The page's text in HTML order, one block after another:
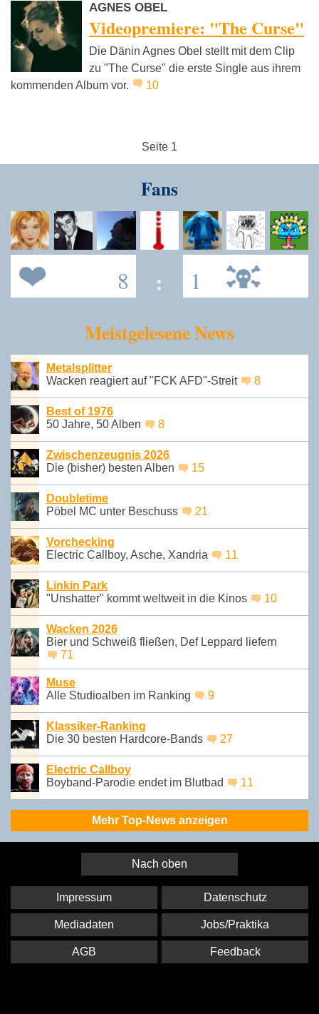
AGNES OBEL
Videopremiere: "The Curse"
Die Dänin Agnes Obel stellt mit dem Clip
zu "The Curse" die erste Single aus ihrem
kommenden Album vor.
10
Seite 1
Fans
8 : 1
Meistgelesene News
Metalsplitter
Wacken reagiert auf "FCK AFD"-Streit
8
Best of 1976
50 Jahre, 50 Alben
8
Zwischenzeugnis 2026
Die (bisher) besten Alben
15
Doubletime
Pöbel MC unter Beschuss
21
Vorchecking
Electric Callboy, Asche, Xandria
11
Linkin Park
"Unshatter" kommt weltweit in die Kinos
10
Wacken 2026
Bier und Schweiß fließen, Def Leppard liefern
71
Muse
Alle Studioalben im Ranking
9
Klassiker-Ranking
Die 30 besten Hardcore-Bands
27
Electric Callboy
Boyband-Parodie endet im Blutbad
11
Mehr Top-News anzeigen
Nach oben
Impressum Datenschutz
Mediadaten Jobs/Praktika
AGB Feedback